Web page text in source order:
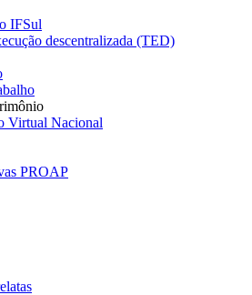
IFSul
descentralizada (TED)
Virtual Nacional
PROAP